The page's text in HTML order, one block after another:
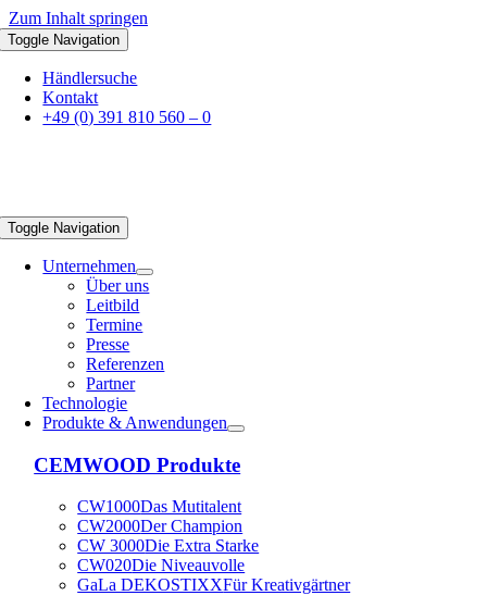
Zum Inhalt springen
Toggle Navigation
Händlersuche
Kontakt
+49 (0) 391 810 560 – 0
Toggle Navigation
Unternehmen
Über uns
Leitbild
Termine
Presse
Referenzen
Partner
Technologie
Produkte & Anwendungen
CEMWOOD Produkte
CW1000Das Mutitalent
CW2000Der Champion
CW 3000Die Extra Starke
CW020Die Niveauvolle
GaLa DEKOSTIXXFür Kreativgärtner